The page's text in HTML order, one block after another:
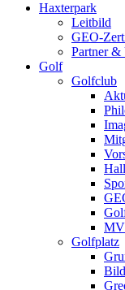
Haxterpark
Leitbild
GEO-
Partner &
Golf
Golfclub
Golfplatz